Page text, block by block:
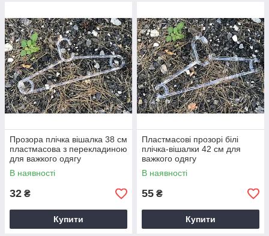
Прозора плічка вішалка 38 см
пластмасова з перекладиною
для важкого одягу
В наявності
32 ₴
Купити
Пластмасові прозорі білі
плічка-вішалки 42 см для
важкого одягу
В наявності
55 ₴
Купити